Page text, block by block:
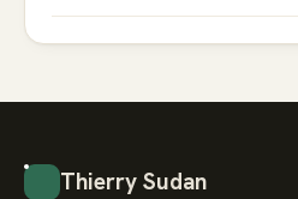
Thierry Sudan